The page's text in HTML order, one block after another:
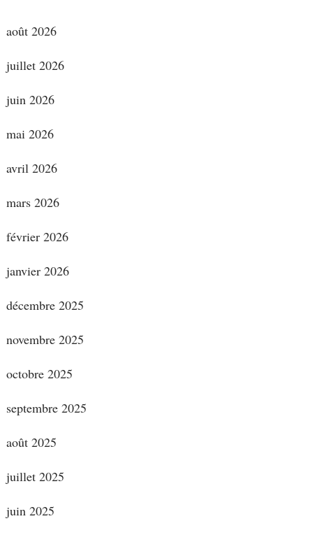
août 2026
juillet 2026
juin 2026
mai 2026
avril 2026
mars 2026
février 2026
janvier 2026
décembre 2025
novembre 2025
octobre 2025
septembre 2025
août 2025
juillet 2025
juin 2025